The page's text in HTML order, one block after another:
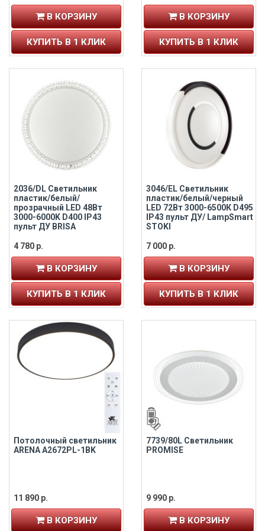
В КОРЗИНУ
КУПИТЬ В 1 КЛИК
В КОРЗИНУ
КУПИТЬ В 1 КЛИК
2036/DL Светильник
пластик/белый/
прозрачный LED 48Вт
3000-6000K D400 IP43
пульт ДУ BRISA
4 780 р.
В КОРЗИНУ
КУПИТЬ В 1 КЛИК
3046/EL Светильник
пластик/белый/черный
LED 72Вт 3000-6500К D495
IP43 пульт ДУ/ LampSmart
STOKI
7 000 р.
В КОРЗИНУ
КУПИТЬ В 1 КЛИК
Потолочный светильник
ARENA A2672PL-1BK
11 890 р.
В КОРЗИНУ
7739/80L Светильник
PROMISE
9 990 р.
В КОРЗИНУ